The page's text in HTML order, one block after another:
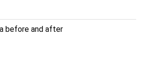
before and after